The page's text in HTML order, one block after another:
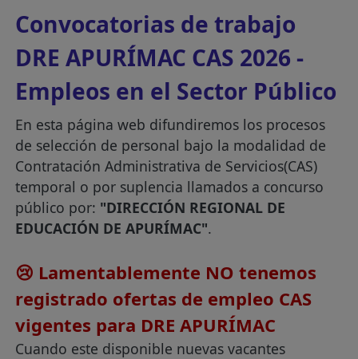
Convocatorias de trabajo
DRE APURÍMAC CAS 2026 -
Empleos en el Sector Público
En esta página web difundiremos los procesos
de selección de personal bajo la modalidad de
Contratación Administrativa de Servicios(CAS)
temporal o por suplencia llamados a concurso
público por: "DIRECCIÓN REGIONAL DE
EDUCACIÓN DE APURÍMAC".
😢 Lamentablemente NO tenemos
registrado ofertas de empleo CAS
vigentes para DRE APURÍMAC
Cuando este disponible nuevas vacantes